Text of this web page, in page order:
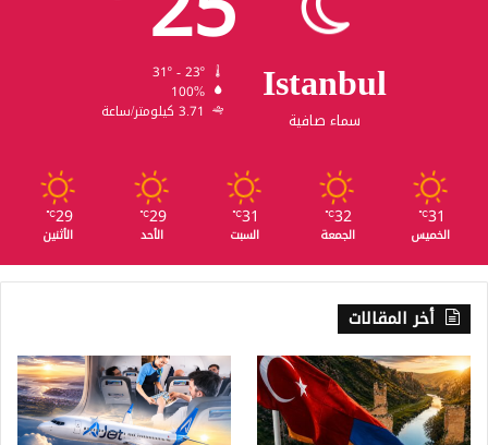
Istanbul
سماء صافية
100%
3.71 كيلومتر/ساعة
31
℃
الخميس
32
℃
الجمعة
31
℃
السبت
29
℃
الأحد
29
℃
الأثنين
أخر المقالات